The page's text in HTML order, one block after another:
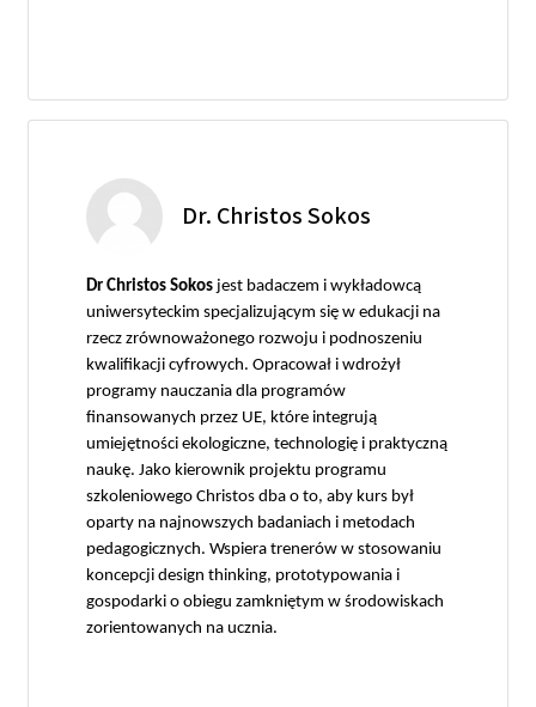
Dr. Christos Sokos
Dr Christos Sokos jest badaczem i wykładowcą
uniwersyteckim specjalizującym się w edukacji na
rzecz zrównoważonego rozwoju i podnoszeniu
kwalifikacji cyfrowych. Opracował i wdrożył
programy nauczania dla programów
finansowanych przez UE, które integrują
umiejętności ekologiczne, technologię i praktyczną
naukę. Jako kierownik projektu programu
szkoleniowego Christos dba o to, aby kurs był
oparty na najnowszych badaniach i metodach
pedagogicznych. Wspiera trenerów w stosowaniu
koncepcji design thinking, prototypowania i
gospodarki o obiegu zamkniętym w środowiskach
zorientowanych na ucznia.